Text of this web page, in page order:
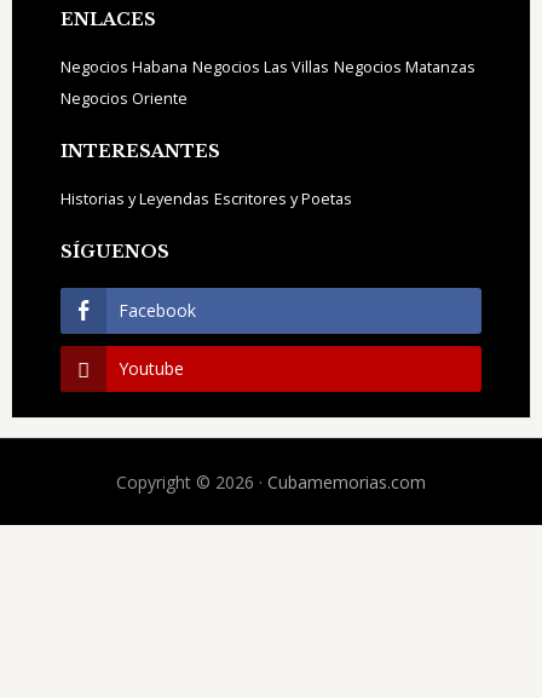
ENLACES
Negocios Habana Negocios Las Villas Negocios Matanzas
Negocios Oriente
INTERESANTES
Historias y Leyendas Escritores y Poetas
SÍGUENOS
Facebook
Youtube
Copyright © 2026 · Cubamemorias.com